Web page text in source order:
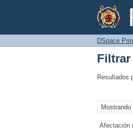
Filtrar
DSpace
Filtrar
Resultados
Afectación